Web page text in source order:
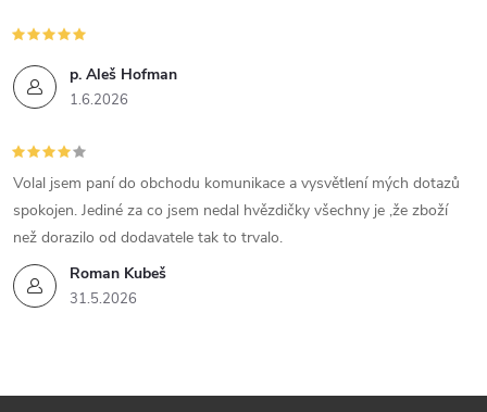
p. Aleš Hofman
1.6.2026
Roman Kubeš
31.5.2026
Volal jsem paní do obchodu komunikace a vysvětlení mých dotazů
spokojen. Jediné za co jsem nedal hvězdičky všechny je ,že zboží
než dorazilo od dodavatele tak to trvalo.